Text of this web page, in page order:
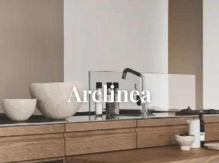
Arclinea